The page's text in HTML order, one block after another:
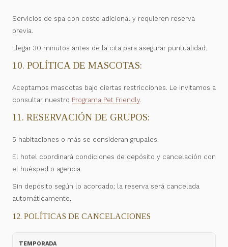
Servicios de spa con costo adicional y requieren reserva
previa.
Llegar 30 minutos antes de la cita para asegurar puntualidad.
10. POLÍTICA DE MASCOTAS:
Aceptamos mascotas bajo ciertas restricciones. Le invitamos a
consultar nuestro Programa Pet Friendly.
11. RESERVACIÓN DE GRUPOS:
5 habitaciones o más se consideran grupales.
El hotel coordinará condiciones de depósito y cancelación con
el huésped o agencia.
Sin depósito según lo acordado; la reserva será cancelada
automáticamente.
12. POLÍTICAS DE CANCELACIONES